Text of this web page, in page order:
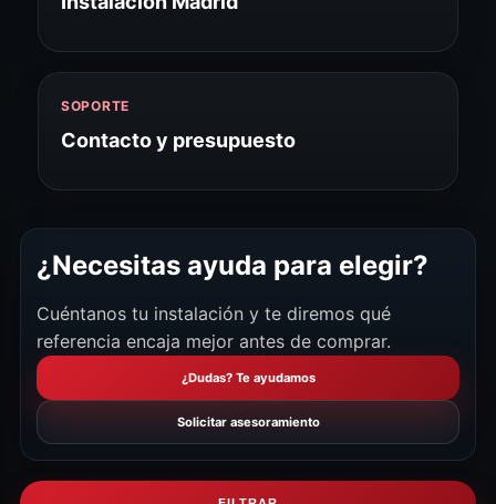
SOPORTE
Contacto y presupuesto
¿Necesitas ayuda para elegir?
Cuéntanos tu instalación y te diremos qué
referencia encaja mejor antes de comprar.
¿Dudas? Te ayudamos
Solicitar asesoramiento